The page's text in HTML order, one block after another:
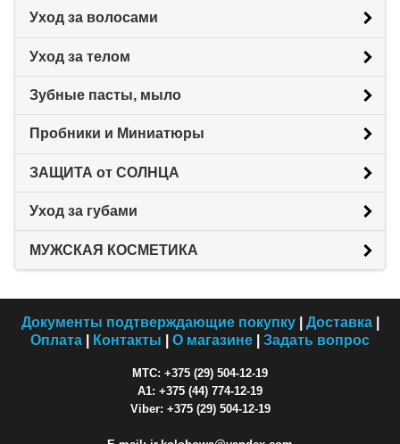
Уход за волосами
Уход за телом
Зубные пасты, мыло
Пробники и Миниатюры
ЗАЩИТА от СОЛНЦА
Уход за губами
МУЖСКАЯ КОСМЕТИКА
Документы подтверждающие покупку| Доставка|
Оплата
Контакты О магазине Задать вопрос
МТС: +375 (29) 504-12-19
A1: +375 (44) 774-12-19
Viber: +375 (29) 504-12-19